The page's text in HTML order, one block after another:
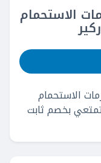
الاستحمام
الاستحمام
بخصم ثابت